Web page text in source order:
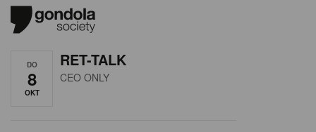
DO
8
OKT
RET-TALK
CEO ONLY